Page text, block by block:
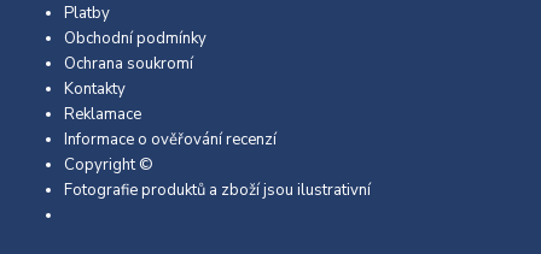
Platby
Obchodní podmínky
Ochrana soukromí
Kontakty
Reklamace
Informace o ověřování recenzí
Copyright ©
Fotografie produktů a zboží jsou ilustrativní